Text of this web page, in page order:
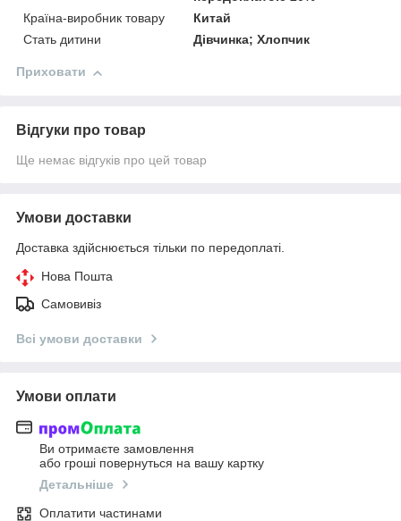
Країна-виробник товару
Китай
Стать дитини
Дівчинка; Хлопчик
Приховати
Відгуки про товар
Ще немає відгуків про цей товар
Умови доставки
Доставка здійснюється тільки по передоплаті.
Нова Пошта
Самовивіз
Всі умови доставки
Умови оплати
Ви отримаєте замовлення
або гроші повернуться на вашу картку
Детальніше
Оплатити частинами